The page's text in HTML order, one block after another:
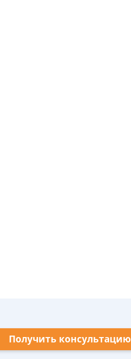
Получить консультацию